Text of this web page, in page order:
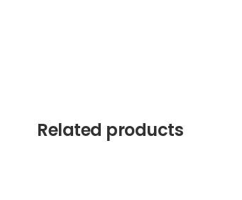
Related products